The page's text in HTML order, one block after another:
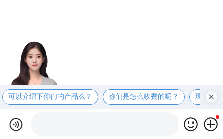
可以介绍下你们的产品么？ 你们是怎么收费的呢？ 现在有